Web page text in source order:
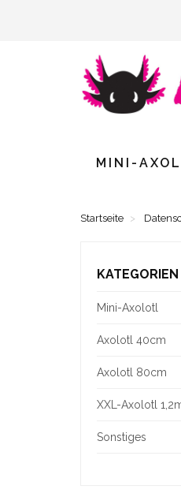
MINI-
Startseite
KATEGORIEN
Mini-Axolotl
Axolotl 40cm
Axolotl 80cm
XXL-Axolotl
Sonstiges